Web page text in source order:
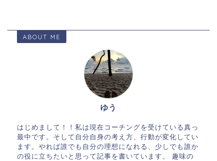
ABOUT ME
ゆう
はじめまして！！私は現在コーチングを受けている真っ
最中です。そして自分自身の考え方、行動が変化してい
ます。やれば誰でも自分の理想になれる、少しでも誰か
の役に立ちたいと思って記事を書いています。 趣味の